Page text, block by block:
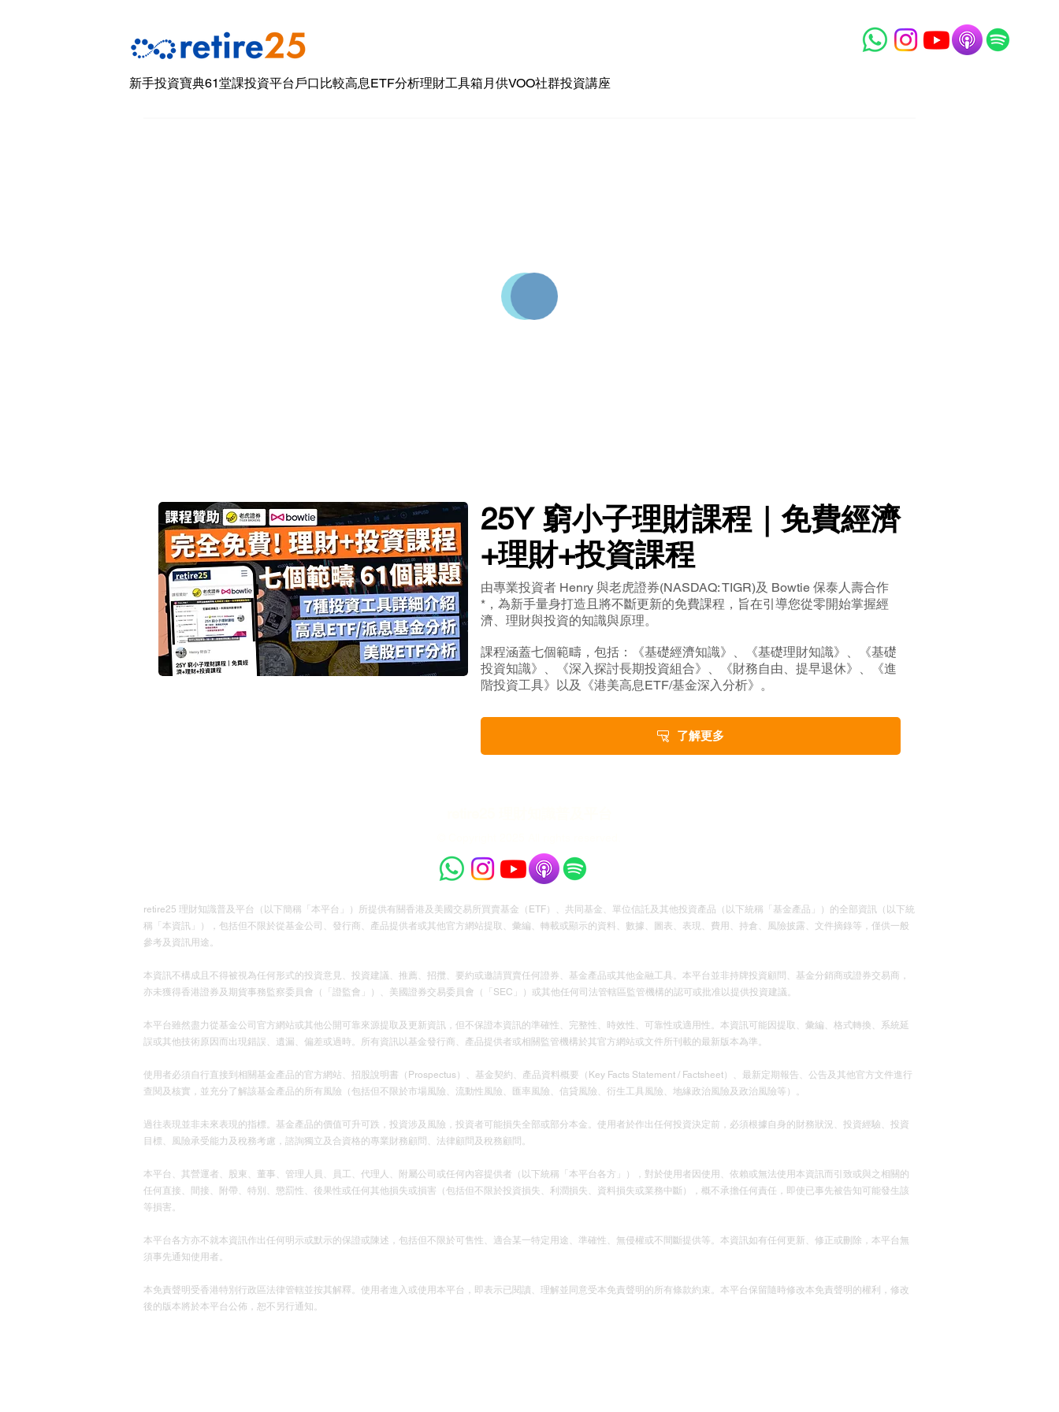
新手投資寶典61堂課投資平台戶口比較高息ETF分析理財工具箱月供VOO社群投資講座
25Y 窮小子理財課程｜免費經濟
+理財+投資課程
由專業投資者 Henry 與老虎證券(NASDAQ: TIGR)及 Bowtie 保泰人壽合作
*，為新手量身打造且將不斷更新的免費課程，旨在引導您從零開始掌握經
濟、理財與投資的知識與原理。
課程涵蓋七個範疇，包括：《基礎經濟知識》、《基礎理財知識》、《基礎
投資知識》、《深入探討長期投資組合》、《財務自由、提早退休》、《進
階投資工具》以及《港美高息ETF/基金深入分析》。
了解更多
retire25 理財知識普及平台（以下簡稱「本平台」）所提供有關香港及美國交易所買賣基金（ETF）、共同基金、單位信託及其他投資產品（以下統稱「基金產品」）的全部資訊（以下統
稱「本資訊」），包括但不限於從基金公司、發行商、產品提供者或其他官方網站提取、彙編、轉載或顯示的資料、數據、圖表、表現、費用、持倉、風險披露、文件摘錄等，僅供一般
參考及資訊用途。
本資訊不構成且不得被視為任何形式的投資意見、投資建議、推薦、招攬、要約或邀請買賣任何證券、基金產品或其他金融工具。本平台並非持牌投資顧問、基金分銷商或證券交易商，
亦未獲得香港證券及期貨事務監察委員會（「證監會」）、美國證券交易委員會（「SEC」）或其他任何司法管轄區監管機構的認可或批准以提供投資建議。
本平台雖然盡力從基金公司官方網站或其他公開可靠來源提取及更新資訊，但不保證本資訊的準確性、完整性、時效性、可靠性或適用性。本資訊可能因提取、彙編、格式轉換、系統延
誤或其他技術原因而出現錯誤、遺漏、偏差或過時。所有資訊以基金發行商、產品提供者或相關監管機構於其官方網站或文件所刊載的最新版本為準。
使用者必須自行直接到相關基金產品的官方網站、招股說明書（Prospectus）、基金契約、產品資料概要（Key Facts Statement / Factsheet）、最新定期報告、公告及其他官方文件進行
查閱及核實，並充分了解該基金產品的所有風險（包括但不限於市場風險、流動性風險、匯率風險、信貸風險、衍生工具風險、地緣政治風險及政治風險等）。
過往表現並非未來表現的指標。基金產品的價值可升可跌，投資涉及風險，投資者可能損失全部或部分本金。使用者於作出任何投資決定前，必須根據自身的財務狀況、投資經驗、投資
目標、風險承受能力及稅務考慮，諮詢獨立及合資格的專業財務顧問、法律顧問及稅務顧問。
本平台、其營運者、股東、董事、管理人員、員工、代理人、附屬公司或任何內容提供者（以下統稱「本平台各方」），對於使用者因使用、依賴或無法使用本資訊而引致或與之相關的
任何直接、間接、附帶、特別、懲罰性、後果性或任何其他損失或損害（包括但不限於投資損失、利潤損失、資料損失或業務中斷），概不承擔任何責任，即使已事先被告知可能發生該
等損害。
本平台各方亦不就本資訊作出任何明示或默示的保證或陳述，包括但不限於可售性、適合某一特定用途、準確性、無侵權或不間斷提供等。本資訊如有任何更新、修正或刪除，本平台無
須事先通知使用者。
本免責聲明受香港特別行政區法律管轄並按其解釋。使用者進入或使用本平台，即表示已閱讀、理解並同意受本免責聲明的所有條款約束。本平台保留隨時修改本免責聲明的權利，修改
後的版本將於本平台公佈，恕不另行通知。